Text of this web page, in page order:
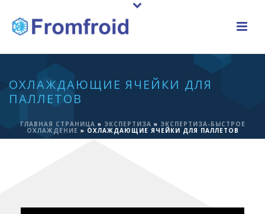
ОХЛАЖДАЮЩИЕ ЯЧЕЙКИ ДЛЯ
ПАЛЛЕТОВ
ГЛАВНАЯ СТРАНИЦА » ЭКСПЕРТИЗА » ЭКСПЕРТИЗА-БЫСТРОЕ
ОХЛАЖДЕНИЕ » ОХЛАЖДАЮЩИЕ ЯЧЕЙКИ ДЛЯ ПАЛЛЕТОВ